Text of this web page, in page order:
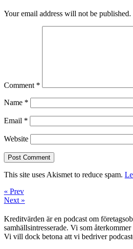
Your email address will not be published.
Comment *
Name *
Email *
Website
This site uses Akismet to reduce spam.
« Prev
Next »
Kreditvärden är en podcast om
samhällsintresserade. Vi som
Vi vill dock betona att vi bedriver